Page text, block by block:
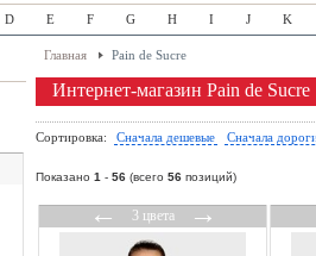
D E F G H I J K
Главная Pain de Sucre
Интернет-магазин Pain de Sucre
Сортировка: Сначала дешевые Сначала
Показано 1 - 56 (всего 56 позиций)
←3 цвета→